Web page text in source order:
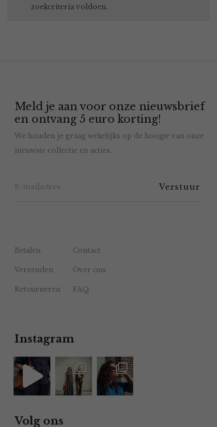
zoekcriteria voldoen.
Meld je aan voor onze nieuwsbrief
en ontvang 5 euro korting!
We houden je graag wekelijks op de hoogte van onze
nieuwste collectie en acties.
Betalen Contact
Verzenden Over ons
Retourneren FAQ
Instagram
Volg ons